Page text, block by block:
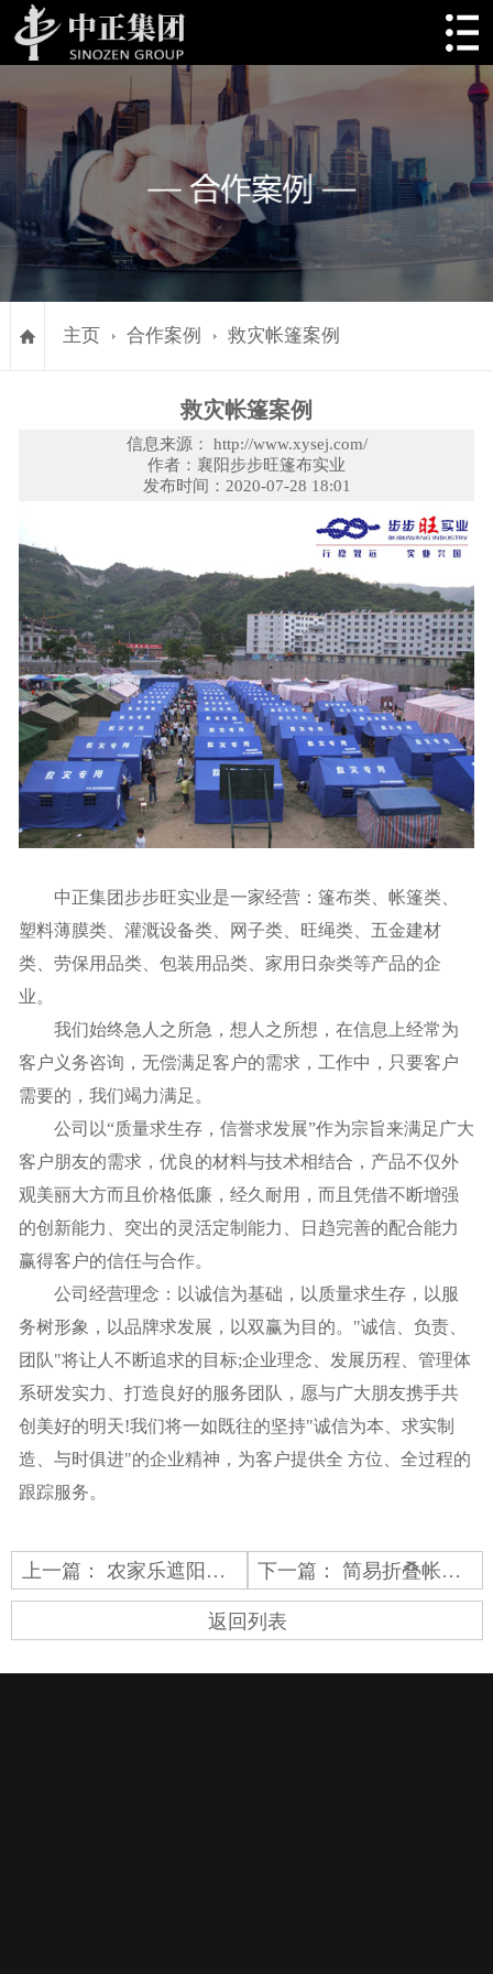
主页 合作案例 救灾帐篷案例
救灾帐篷案例
信息来源： http://www.xysej.com/
作者：襄阳步步旺篷布实业
发布时间：2020-07-28 18:01
中正集团步步旺实业是一家经营：篷布类、帐篷类、
塑料薄膜类、灌溉设备类、网子类、旺绳类、五金建材
类、劳保用品类、包装用品类、家用日杂类等产品的企
业。
我们始终急人之所急，想人之所想，在信息上经常为
客户义务咨询，无偿满足客户的需求，工作中，只要客户
需要的，我们竭力满足。
公司以“质量求生存，信誉求发展”作为宗旨来满足广大
客户朋友的需求，优良的材料与技术相结合，产品不仅外
观美丽大方而且价格低廉，经久耐用，而且凭借不断增强
的创新能力、突出的灵活定制能力、日趋完善的配合能力
赢得客户的信任与合作。
公司经营理念：以诚信为基础，以质量求生存，以服
务树形象，以品牌求发展，以双赢为目的。"诚信、负责、
团队"将让人不断追求的目标;企业理念、发展历程、管理体
系研发实力、打造良好的服务团队，愿与广大朋友携手共
创美好的明天!我们将一如既往的坚持"诚信为本、求实制
造、与时俱进"的企业精神，为客户提供全 方位、全过程的
跟踪服务。
上一篇： 农家乐遮阳网案例 下一篇：简易折叠帐篷案例
返回列表